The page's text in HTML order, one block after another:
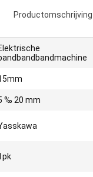
Productomschrijving
‰ 20 mm